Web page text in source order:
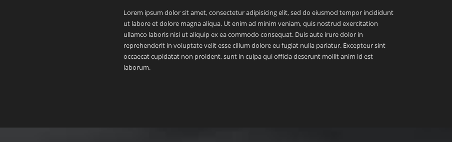
Lorem ipsum dolor sit amet, consectetur adipisicing elit, sed do eiusmod tempor incididunt
ut labore et dolore magna aliqua. Ut enim ad minim veniam, quis nostrud exercitation
ullamco laboris nisi ut aliquip ex ea commodo consequat. Duis aute irure dolor in
reprehenderit in voluptate velit esse cillum dolore eu fugiat nulla pariatur. Excepteur sint
occaecat cupidatat non proident, sunt in culpa qui officia deserunt mollit anim id est
laborum.